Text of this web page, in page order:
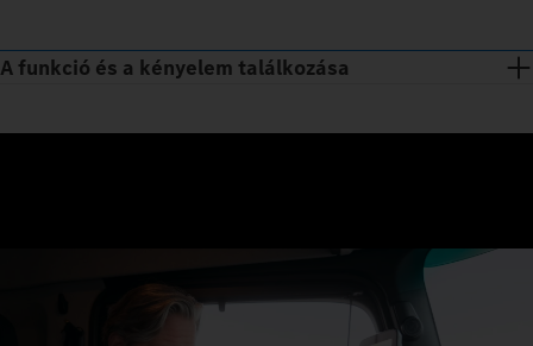
A funkció és a kényelem találkozása